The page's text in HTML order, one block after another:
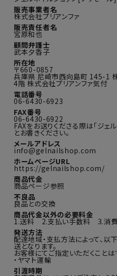
販売事業者名
株式会社プリアンファ
販売責任者名
宮原和也
顧問弁護士
武本夕香子
所在地
〒660-0857
兵庫県 尼崎市西向島町 145-1
4階 株式会社プリアンファ気付
電話番号
06-6430-6923
FAX番号
06-6430-6922
FAXをお送りくださる際は「ジェ
とお書きください。
メールアドレス
info@gelnailshop.com
ホームページURL
https://gelnailshop.com/
商品代金
商品ページ参照
不良品
良品との交換
商品代金以外の必要料金
1.送料 2.支払い手数料 3.消
発送方法
配達地域・支払方法によって、
送となります。
お客様にてご指定いただくことは
・ヤマト運輸
引渡時期